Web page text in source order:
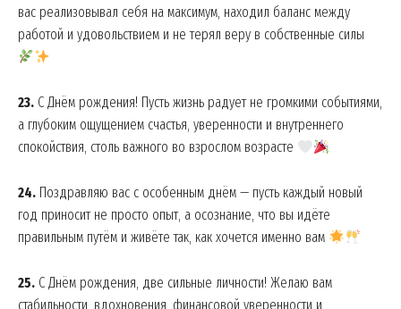
вас реализовывал себя на максимум, находил баланс между
работой и удовольствием и не терял веру в собственные силы
23. С Днём рождения! Пусть жизнь радует не громкими событиями,
а глубоким ощущением счастья, уверенности и внутреннего
спокойствия, столь важного во взрослом возрасте
24. Поздравляю вас с особенным днём — пусть каждый новый
год приносит не просто опыт, а осознание, что вы идёте
правильным путём и живёте так, как хочется именно вам
25. С Днём рождения, две сильные личности! Желаю вам
стабильности, вдохновения, финансовой уверенности и